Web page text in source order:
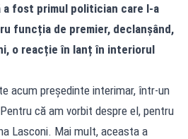
a fost primul politician care l-a
funcția de premier, declanșând,
o reacție în lanț în interiorul
acum președinte interimar, într-un
că am vorbit despre el, pentru
Lasconi. Mai mult, aceasta a